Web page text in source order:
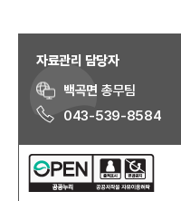
자료관리 담당자
백곡면 총무팀
043-539-8584